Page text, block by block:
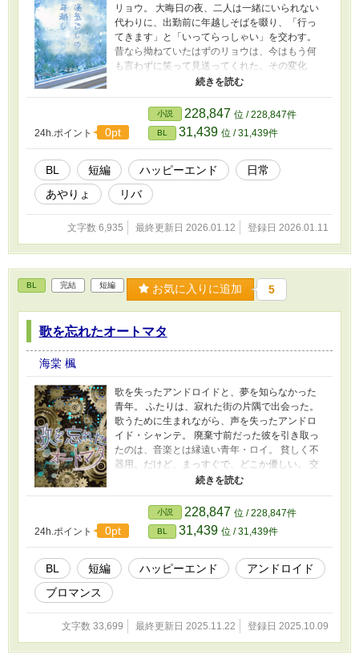
リョウ。 大晦日の夜、二人は一緒にいられない
代わりに、出勤前に年越しそばを啜り、「行っ
てきます」と「いってらっしゃい」を交わす。
昔なら拗ねていたはずのリョウは、今はもう何
も言わずに笑って見送ってくれた。その変化
に、アヤは少しだけ胸の奥をくすぐられる。 完
無数の客を迎え、頭を下げ、笑顔を作り続ける
アヤ。 けれど日付が変わる頃、ふと胸をよぎる
のは、あの部屋の明かりと、待っている人のこ
と。 真夜中に帰宅すると、眠そうなリョウと、
湯気を立てる雑煮が待っていた。 その湯気に包
まれて、ようやく仕事の顔を脱ぎ捨てるアヤ
と、何も問わず受け入れるリョウ。 そばの湯
も、重ねてきた年月も、すべてがほどけていく
ような年越しの夜。 離れていても、同じ年を生
きている。 そんな当たり前が、こんなにも愛お
しい。 大人になった二人の、静かであたたかな
年末年始短編。
24h.ポイント 0pt
小説 228,847 位 / 228,847件
BL 31,439 位 / 31,439件
BL 短編 ハッピーエンド
日常
あやりょ
リバ
文字数 6,935 最終更新日 2026.01.12 登録日 2026.01.11
BL 完結 短編 お気に入りに追加 5
歌を忘れたオートマタ
海棠 楓
歌を失ったアンドロイドと、夢を知らなかった
青年。 ふたりは、寂れた街の片隅で出会った。
歌うために生まれながら、声を失ったアンドロ
イド・シャンテ。 廃棄寸前だった彼を引き取っ
たのは、音楽とは縁遠い青年・ロイ。 貧しく不
器用。だけど、まっすぐで、どこか優しい。 交
わした言葉は少なくても、積み重ねた日々が、
かび上がるのは、シャンテに刻まれた過去と、
ロイがまだ知らない自分自身の可能性。 “機
械”と“人間”の境界を越えて、それでもなお
「愛」と呼びたくなる感情が芽吹く――。 『ア
ンドロイドに心はあるのか？』 これは、ひとり
の人間と、ひとりのアンドロイドが、 “心”と
24h.ポイント 0pt
小説 228,847 位 / 228,847件
BL 31,439 位 / 31,439件
BL 短編 ハッピーエンド
アンドロイド
ブロマンス
文字数 33,699 最終更新日 2025.11.22 登録日 2025.10.09